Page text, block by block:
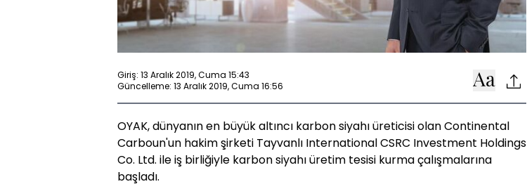
Giriş: 13 Aralık 2019, Cuma 15:43
Güncelleme: 13 Aralık 2019, Cuma 16:56
OYAK, dünyanın en büyük altıncı karbon siyahı üreticisi olan Continental
Carboun'un hakim şirketi Tayvanlı International CSRC Investment Holdings
Co. Ltd. ile iş birliğiyle karbon siyahı üretim tesisi kurma çalışmalarına
başladı.